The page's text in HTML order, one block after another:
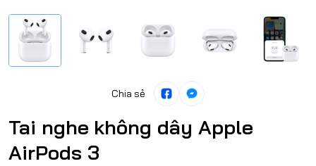
Chia sẻ
Tai nghe không dây Apple
AirPods 3